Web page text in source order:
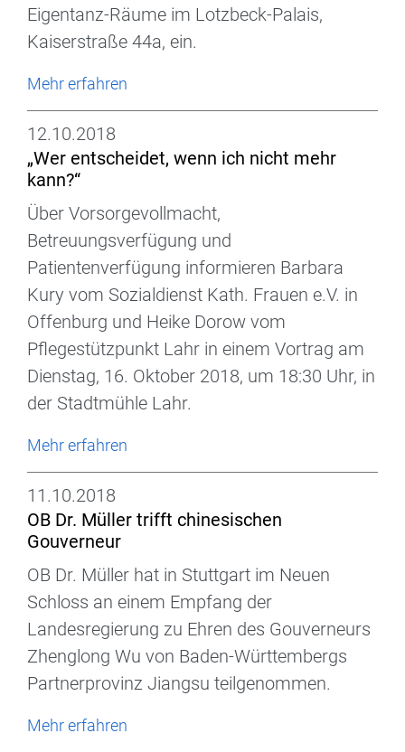
Eigentanz-Räume im Lotzbeck-Palais,
Kaiserstraße 44a, ein.
Mehr erfahren
12.10.2018
„Wer entscheidet, wenn ich nicht mehr
kann?“
Über Vorsorgevollmacht,
Betreuungsverfügung und
Patientenverfügung informieren Barbara
Kury vom Sozialdienst Kath. Frauen e.V. in
Offenburg und Heike Dorow vom
Pflegestützpunkt Lahr in einem Vortrag am
Dienstag, 16. Oktober 2018, um 18:30 Uhr, in
der Stadtmühle Lahr.
Mehr erfahren
11.10.2018
OB Dr. Müller trifft chinesischen
Gouverneur
OB Dr. Müller hat in Stuttgart im Neuen
Schloss an einem Empfang der
Landesregierung zu Ehren des Gouverneurs
Zhenglong Wu von Baden-Württembergs
Partnerprovinz Jiangsu teilgenommen.
Mehr erfahren